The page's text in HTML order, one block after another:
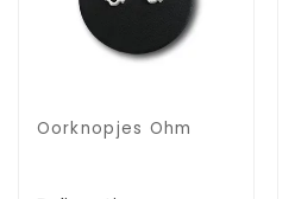
Oorknopjes Ohm